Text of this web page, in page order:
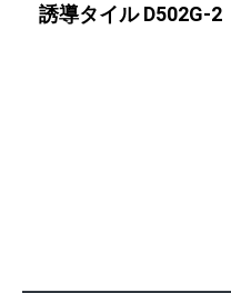
誘導タイル D502G-2